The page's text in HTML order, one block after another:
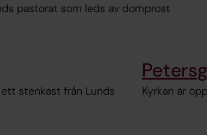
pastorat som leds av domprost
stenkast från Lunds
Kyrkan är